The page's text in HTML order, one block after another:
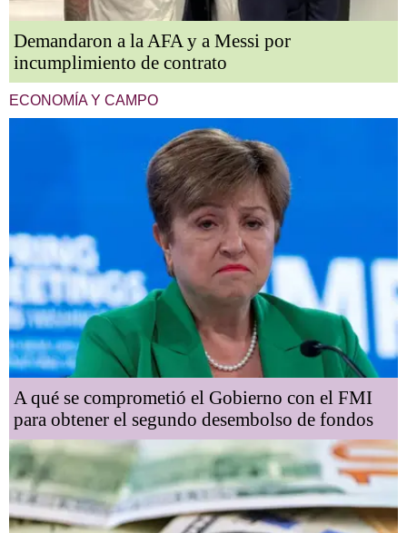
Demandaron a la AFA y a Messi por
incumplimiento de contrato
ECONOMÍA Y CAMPO
A qué se comprometió el Gobierno con el FMI
para obtener el segundo desembolso de fondos